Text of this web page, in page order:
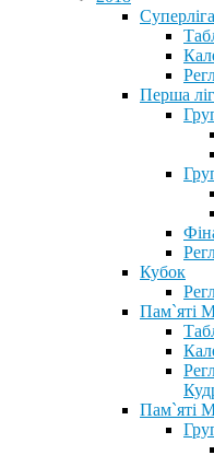
Суперліга
Перша
Кубок
Пам`яті
Пам`яті